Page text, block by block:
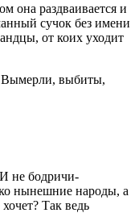
она раздваивается и
сучок без имени
от коих уходит
Вымерли, выбиты,
не бодричи-
нынешние народы, а
Так ведь